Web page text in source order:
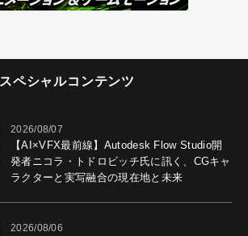
スペシャルコンテンツ
2026/08/07
【AI×VFX最前線】Autodesk Flow Studio開
発者ニコラ・トドロビッチ氏に訊く、CGキャ
ラクターと実写融合の現在地と未来
2026/08/06